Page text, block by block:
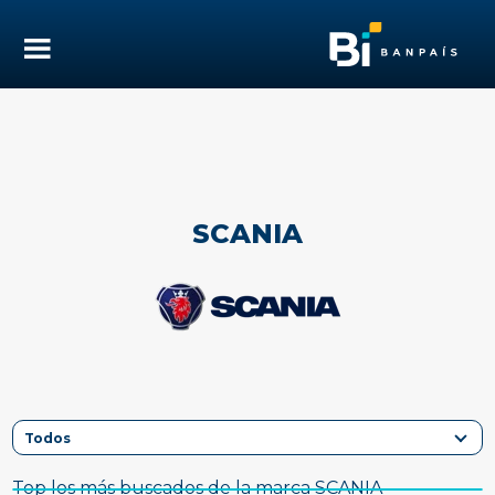
SCANIA
Top los más buscados de la marca SCANIA